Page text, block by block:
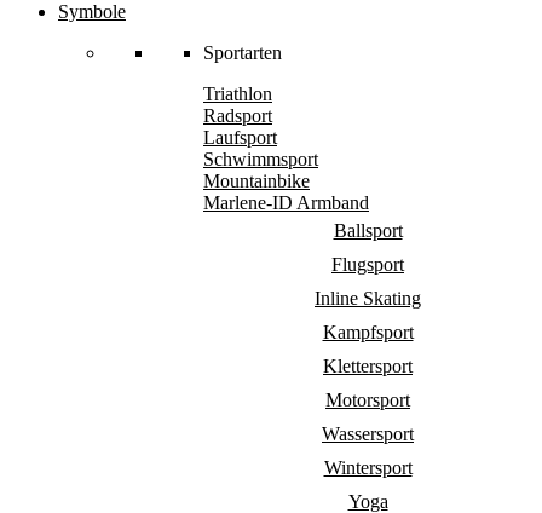
Symbole
Sportarten
Triathlon
Radsport
Laufsport
Schwimmsport
Mountainbike
Marlene-ID Armband
Ballsport
Flugsport
Inline Skating
Kampfsport
Klettersport
Motorsport
Wassersport
Wintersport
Yoga